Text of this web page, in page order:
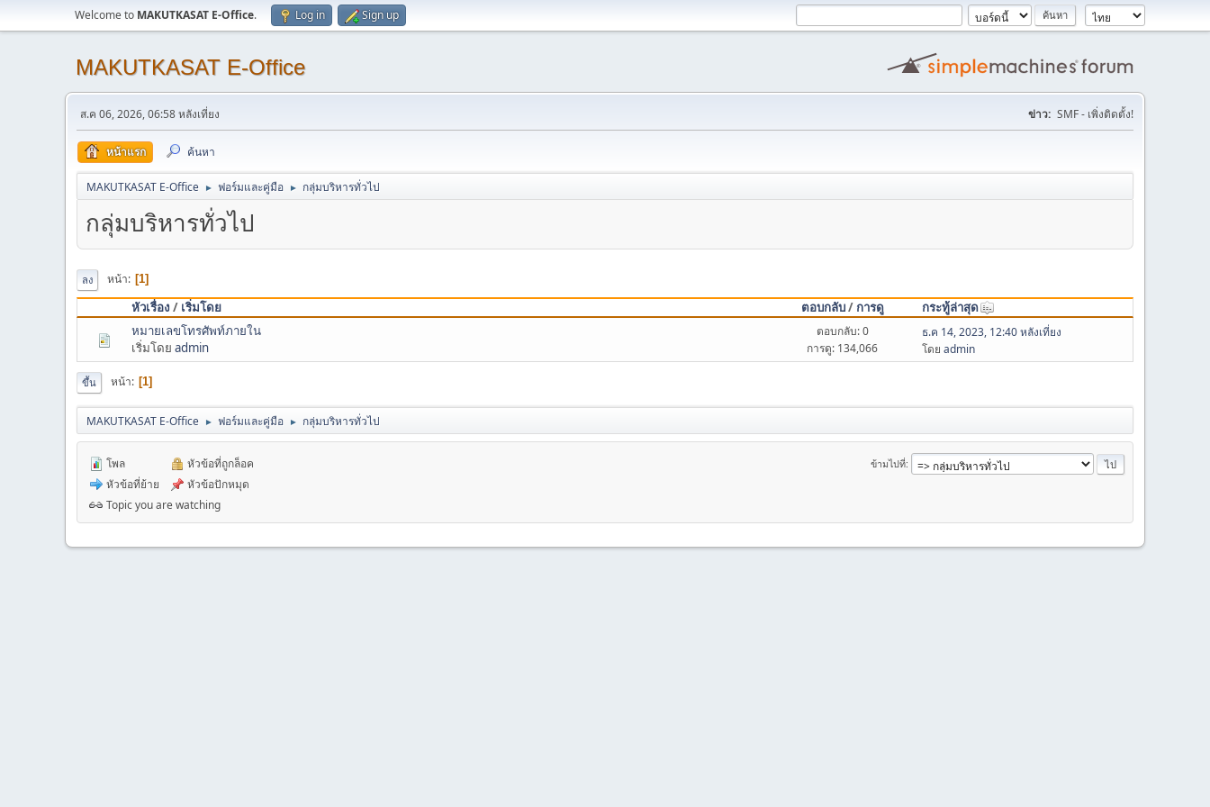
Welcome to MAKUTKASAT E-Office. Log in Sign up
MAKUTKASAT E-Office
ส.ค 06, 2026, 06:58 หลังเที่ยง ข่าว: SMF - เพิ่งติดตั้ง!
หน้าแรก ค้นหา
MAKUTKASAT E-Office ► ฟอร์มและคู่มือ ► กลุ่มบริหารทั่วไป
กลุ่มบริหารทั่วไป
ลง หน้า 1
หัวเรื่อง / เริ่มโดย ตอบกลับ/ การดู
กระทู้ล่าสุด
หมายเลขโทรศัพท์ภายใน
เริ่มโดย admin
ตอบกลับ: 0
การดู: 134,066
ธ.ค 14, 2023, 12:40 หลังเที่ยง
โดย admin
ขึ้น หน้า 1
MAKUTKASAT E-Office ► ฟอร์มและคู่มือ ► กลุ่มบริหารทั่วไป
ข้ามไปที่
โพล
หัวข้อที่ย้าย
หัวข้อที่ถูกล็อค
หัวข้อปักหมุด
Topic you are watching